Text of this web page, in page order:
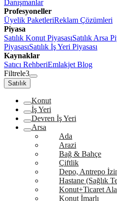
Danışmanlar
Profesyoneller
Üyelik PaketleriReklam Çözümleri
Piyasa
Satılık Konut PiyasasıSatılık Arsa
PiyasasıSatılık İş Yeri Piyasası
Kaynaklar
Satıcı RehberiEmlakjet Blog
Filtrele3
Satılık
Konut
İş Yeri
Devren İş Yeri
Arsa
Ada
Arazi
Bağ & Bahçe
Çiftlik
Depo, Antrepo
Hastane (Sağlık
Konut+Ticaret
Konut İmarlı